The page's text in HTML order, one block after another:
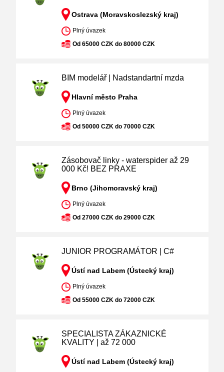
Ostrava (Moravskoslezský kraj)
Plný úvazek
Od 65000 CZK do 80000 CZK
BIM modelář | Nadstandartní mzda
Hlavní město Praha
Plný úvazek
Od 50000 CZK do 70000 CZK
Zásobovač linky - waterspider až 29
000 Kč! BEZ PRAXE
Brno (Jihomoravský kraj)
Plný úvazek
Od 27000 CZK do 29000 CZK
JUNIOR PROGRAMÁTOR | C#
Ústí nad Labem (Ústecký kraj)
Plný úvazek
Od 55000 CZK do 72000 CZK
SPECIALISTA ZÁKAZNICKÉ
KVALITY | až 72 000
Ústí nad Labem (Ústecký kraj)